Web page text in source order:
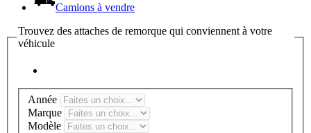
Camions à vendre
Trouvez des attaches de remorque qui conviennent à votre
véhicule
Année
Marque
Modèle